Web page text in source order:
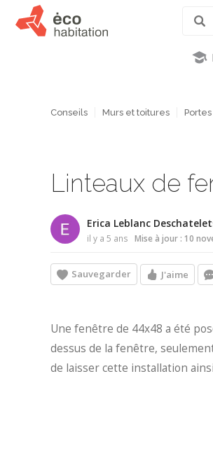
Conseils Murs et toitures
Linteaux de
Erica Leblanc
il y a 5 ans Mise à jour : 10
Sauvegarder J'aime
Une fenêtre de 44x48 a été
dessus de la fenêtre,
de laisser cette installation